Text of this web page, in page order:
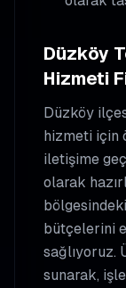
Düzköy
Hizmeti
Düzköy
hizmeti için
iletişime
olarak
bütçelerini
sağlıyoruz.
sunarak,